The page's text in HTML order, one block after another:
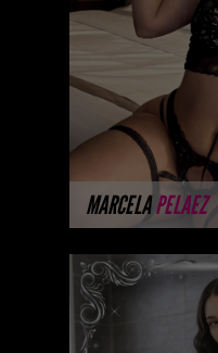
MARCELAPELAEZ
nuestras
imágenes
porque
sesión ...
MÁS
CORALINE
CATALOGO